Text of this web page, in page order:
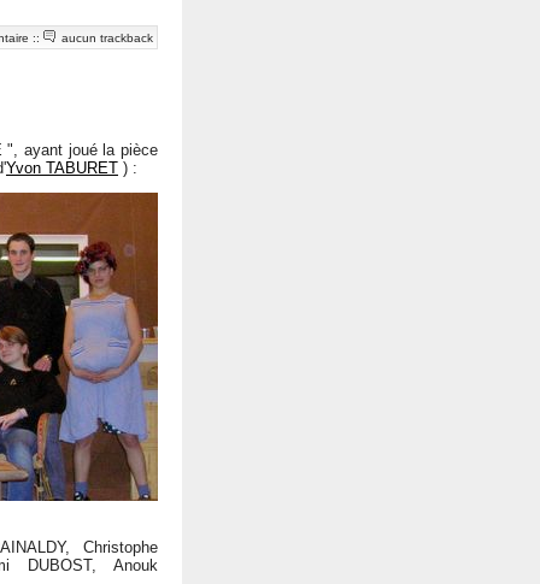
:: aucun trackback
", ayant joué la pièce
Yvon TABURET ) :
Christophe
DUBOST, Anouk